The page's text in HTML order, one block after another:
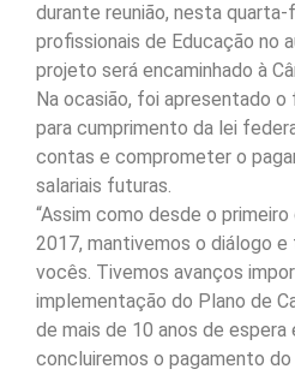
durante reunião, nesta quarta-
profissionais de Educação no
projeto será encaminhado à
Na ocasião, foi apresentado
para cumprimento da lei
contas e comprometer o
salariais futuras.
“Assim como desde o
2017, mantivemos o diálogo e
vocês. Tivemos avanços
implementação do Plano de
de mais de 10 anos de
concluiremos o pagamento do